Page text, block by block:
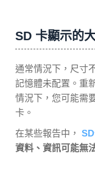
SD 卡顯示的
通常情況下，尺寸
記憶體未配置。重
情況下，您可能需
卡。
在某些報告中，
資料、資訊可能無